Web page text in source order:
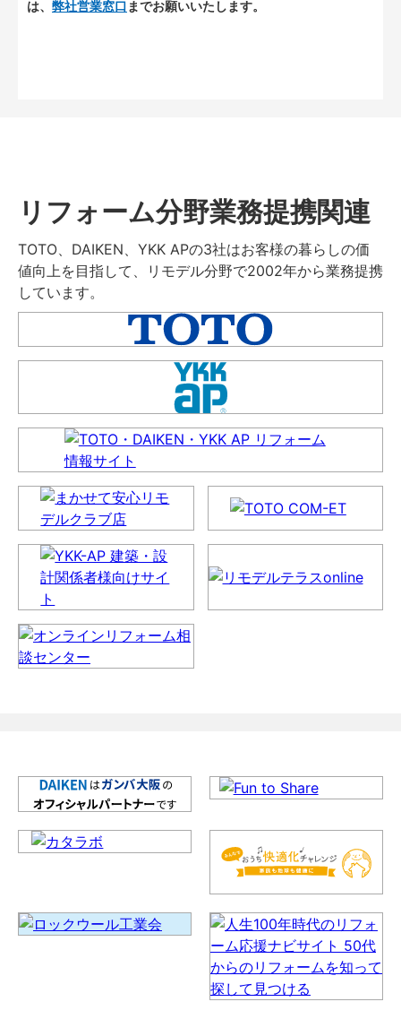
は、 弊社営業窓口 までお願いいたします。
リフォーム分野業務提携関連
TOTO、DAIKEN、YKK APの3社はお客様の暮らしの価
値向上を目指して、リモデル分野で2002年から業務提携
しています。